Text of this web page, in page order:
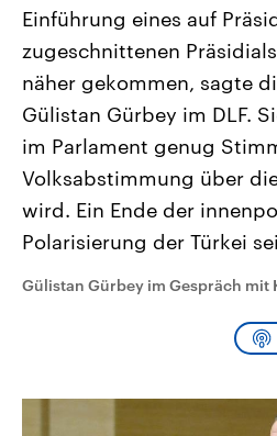
Aktuelle Beiträge, Analysen und
Hintergründe
Wirtschaftlich und militärisch
gehören die Vereinigten Staaten
den mächtigsten Ländern der
mit großem Einfluss auf das
aktuelle Weltgeschehen.
Sendungen Programm
Einführung eines auf
zugeschnittenen
näher gekommen, sagte
Gülistan Gürbey im DLF.
im Parlament genug
Volksabstimmung über
wird. Ein Ende der
Polarisierung der Türkei
Gülistan Gürbey im Gespräch mit